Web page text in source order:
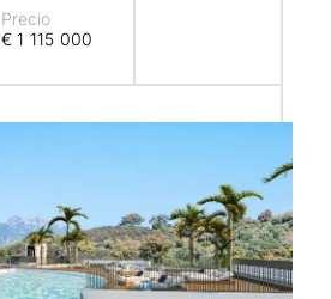
Precio
€ 1 115 000